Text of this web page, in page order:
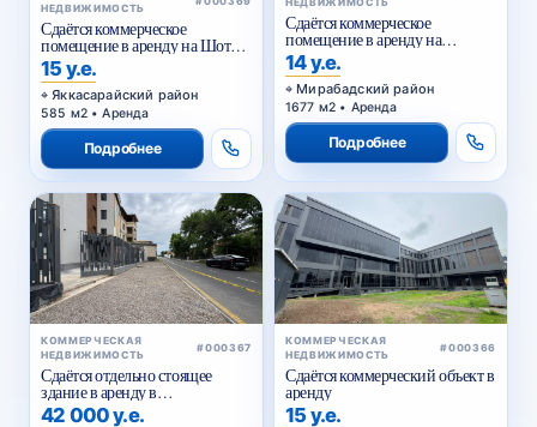
НЕДВИЖИМОСТЬ
Сдаётся коммерческое
помещение в аренду на Шота
Руставели
15 у.е.
Яккасарайский район
585 м2 • Аренда
Подробнее
Сдаётся коммерческое
помещение в аренду на
Куйлюке
14 у.е.
Мирабадский район
1677 м2 • Аренда
Подробнее
КОММЕРЧЕСКАЯ
НЕДВИЖИМОСТЬ
#000367
Сдаётся отдельно стоящее
здание в аренду в
Яккасарайском районе
42 000 у.е.
КОММЕРЧЕСКАЯ
НЕДВИЖИМОСТЬ
#000366
Сдаётся коммерческий объект в
аренду
15 у.е.